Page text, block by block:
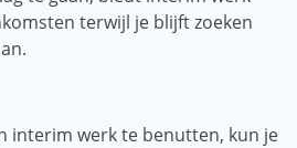
terwijl je blijft zoeken
interim werk te benutten, kun je